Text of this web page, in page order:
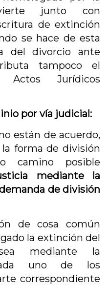
junto con
de extinción
se hace de esta
del divorcio ante
tampoco el
Jurídicos
por vía judicial:
están de acuerdo,
forma de división
camino posible
mediante la
de división
de cosa común
la extinción del
mediante la
uno de los
correspondiente